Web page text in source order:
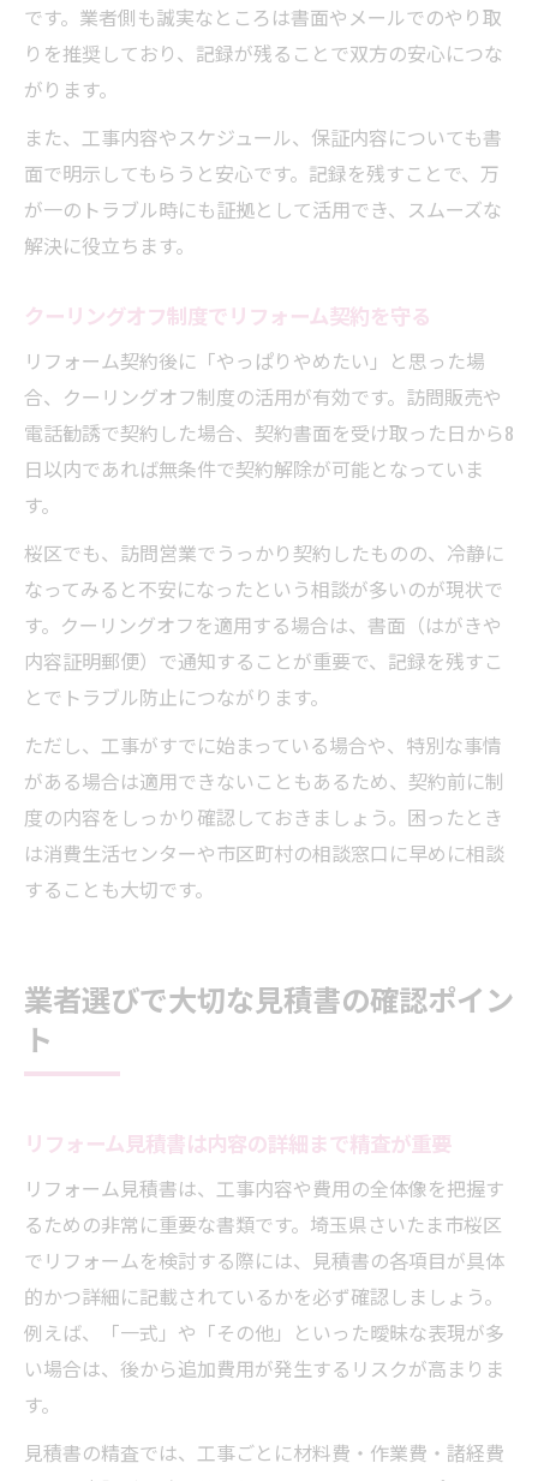
です。業者側も誠実なところは書面やメールでのやり取
りを推奨しており、記録が残ることで双方の安心につな
がります。
また、工事内容やスケジュール、保証内容についても書
面で明示してもらうと安心です。記録を残すことで、万
が一のトラブル時にも証拠として活用でき、スムーズな
解決に役立ちます。
クーリングオフ制度でリフォーム契約を守る
リフォーム契約後に「やっぱりやめたい」と思った場
合、クーリングオフ制度の活用が有効です。訪問販売や
電話勧誘で契約した場合、契約書面を受け取った日から8
日以内であれば無条件で契約解除が可能となっていま
す。
桜区でも、訪問営業でうっかり契約したものの、冷静に
なってみると不安になったという相談が多いのが現状で
す。クーリングオフを適用する場合は、書面（はがきや
内容証明郵便）で通知することが重要で、記録を残すこ
とでトラブル防止につながります。
ただし、工事がすでに始まっている場合や、特別な事情
がある場合は適用できないこともあるため、契約前に制
度の内容をしっかり確認しておきましょう。困ったとき
は消費生活センターや市区町村の相談窓口に早めに相談
することも大切です。
業者選びで大切な見積書の確認ポイン
ト
リフォーム見積書は内容の詳細まで精査が重要
リフォーム見積書は、工事内容や費用の全体像を把握す
るための非常に重要な書類です。埼玉県さいたま市桜区
でリフォームを検討する際には、見積書の各項目が具体
的かつ詳細に記載されているかを必ず確認しましょう。
例えば、「一式」や「その他」といった曖昧な表現が多
い場合は、後から追加費用が発生するリスクが高まりま
す。
見積書の精査では、工事ごとに材料費・作業費・諸経費